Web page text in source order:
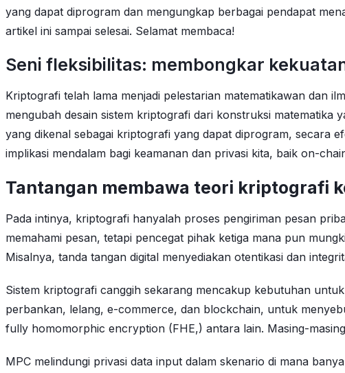
yang dapat diprogram dan mengungkap berbagai pendapat
artikel ini sampai selesai. Selamat membaca!
Seni fleksibilitas: membongkar
Kriptografi telah lama menjadi pelestarian matematikawan dan
mengubah desain sistem kriptografi dari konstruksi matematika
yang dikenal sebagai kriptografi yang dapat diprogram, secara
implikasi mendalam bagi keamanan dan privasi kita, baik on-
Tantangan membawa teori kriptografi
Pada intinya, kriptografi hanyalah proses pengiriman pesan
memahami pesan, tetapi pencegat pihak ketiga mana pun
Misalnya, tanda tangan digital menyediakan otentikasi dan
Sistem kriptografi canggih sekarang mencakup kebutuhan
perbankan, lelang, e-commerce, dan blockchain, untuk
fully homomorphic encryption (FHE,) antara lain. Masing-
MPC melindungi privasi data input dalam skenario di mana